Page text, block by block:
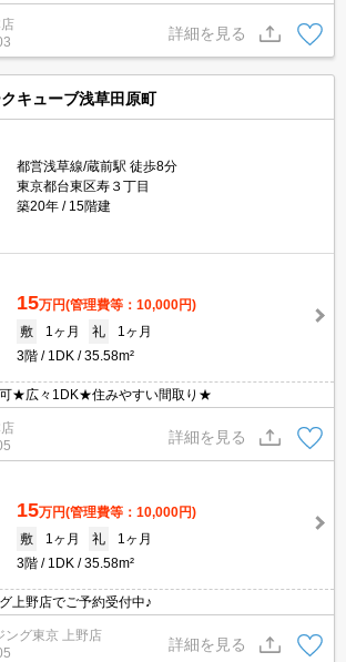
詳細を見る
キューブ浅草田原町
都営浅草線/蔵前駅 徒歩8分
東京都台東区寿３丁目
築20年
15階建
15万円(管理費等：10,000円)
敷
1ヶ月 礼
1ヶ月
3階
1DK 35.58m²
可★広々1DK★住みやすい間取り★
詳細を見る
15万円(管理費等：10,000円)
敷
1ヶ月 礼
1ヶ月
3階
1DK 35.58m²
上野店でご予約受付中♪
ング東京 上野店
詳細を見る